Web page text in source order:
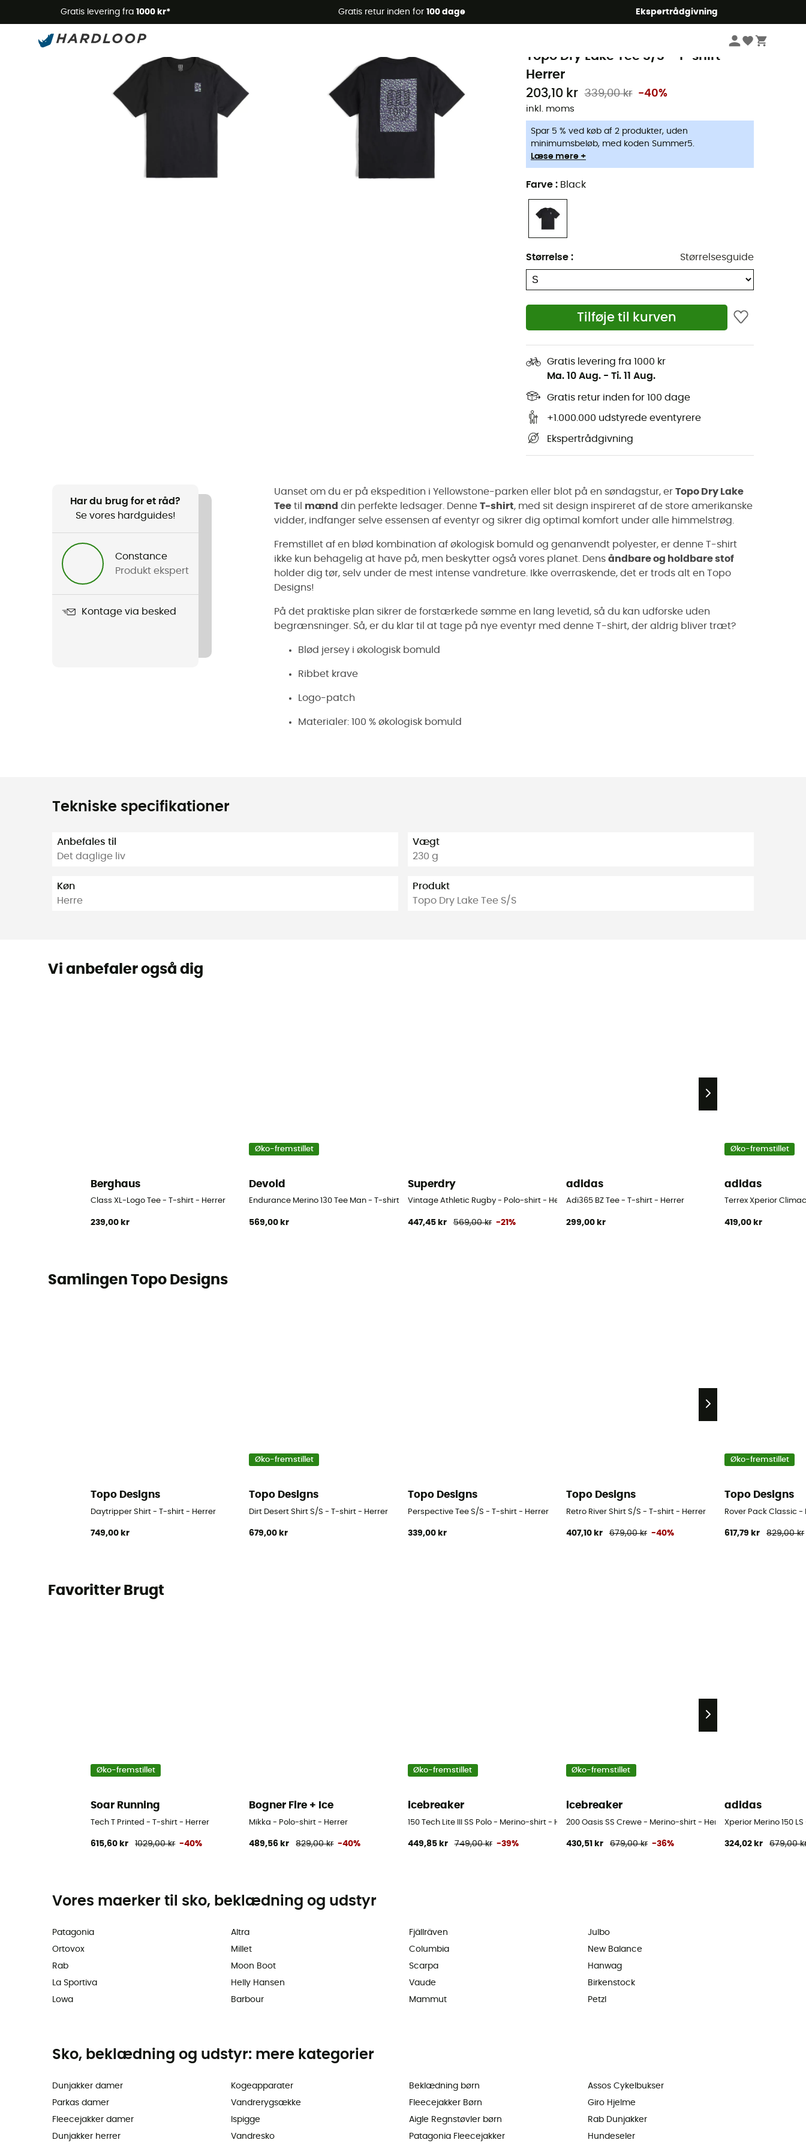
Gratis levering fra 1000 kr* Gratis retur inden for 100 dage Ekspertrådgivning
-5% Extra - Kode Summer5
Beklædning herrer T-shirts herrer
Topo Dry Lake Tee S/S - T-shirt -
Herrer
203,10 kr 339,00 kr -40%
inkl. moms
Spar 5 % ved køb af 2 produkter, uden
minimumsbeløb, med koden Summer5.
Læse mere +
Farve : Black
Størrelse : Størrelsesguide
Tilføje til kurven
Gratis levering fra 1000 kr
Ma. 10 Aug. - Ti. 11 Aug.
Gratis retur inden for 100 dage
+1.000.000 udstyrede eventyrere
Ekspertrådgivning
Har du brug for et råd?
Se vores hardguides!
Constance
Produkt ekspert
Kontage via besked
Uanset om du er på ekspedition i Yellowstone-parken eller blot på en søndagstur, er Topo Dry Lake
Tee til mænd din perfekte ledsager. Denne T-shirt, med sit design inspireret af de store amerikanske
vidder, indfanger selve essensen af eventyr og sikrer dig optimal komfort under alle himmelstrøg.
Fremstillet af en blød kombination af økologisk bomuld og genanvendt polyester, er denne T-shirt
ikke kun behagelig at have på, men beskytter også vores planet. Dens åndbare og holdbare stof
holder dig tør, selv under de mest intense vandreture. Ikke overraskende, det er trods alt en Topo
Designs!
På det praktiske plan sikrer de forstærkede sømme en lang levetid, så du kan udforske uden
begrænsninger. Så, er du klar til at tage på nye eventyr med denne T-shirt, der aldrig bliver træt?
Blød jersey i økologisk bomuld
Ribbet krave
Logo-patch
Materialer: 100 % økologisk bomuld
Tekniske specifikationer
Anbefales til
Det daglige liv
Køn
Herre
Vægt
230 g
Produkt
Topo Dry Lake Tee S/S
Vi anbefaler også dig
Berghaus
Class XL-Logo Tee - T-shirt - Herrer
239,00 kr
Øko-fremstillet
Devold
Endurance Merino 130 Tee Man - T-shirt - Herrer
569,00 kr
Superdry
Vintage Athletic Rugby - Polo-shirt - Herrer
447,45 kr 569,00 kr -21%
adidas
Adi365 BZ Tee - T-shirt - Herrer
299,00 kr
Øko-fremstillet
adidas
Terrex Xperior
419,00 kr
Samlingen Topo Designs
Topo Designs
Daytripper Shirt - T-shirt - Herrer
749,00 kr
Øko-fremstillet
Topo Designs
Dirt Desert Shirt S/S - T-shirt - Herrer
679,00 kr
Topo Designs
Perspective Tee S/S - T-shirt - Herrer
339,00 kr
Topo Designs
Retro River Shirt S/S - T-shirt - Herrer
407,10 kr 679,00 kr -40%
Øko-fremstillet
Topo Designs
Rover Pack Classic
617,79 kr 829,00 kr
Favoritter Brugt
Øko-fremstillet
Soar Running
Tech T Printed - T-shirt - Herrer
615,60 kr 1029,00 kr -40%
Bogner Fire + Ice
Mikka - Polo-shirt - Herrer
489,56 kr 829,00 kr -40%
Øko-fremstillet
icebreaker
150 Tech Lite III SS Polo - Merino-shirt - Herrer
449,85 kr 749,00 kr -39%
Øko-fremstillet
icebreaker
200 Oasis SS Crewe - Merino-shirt - Herrer
430,51 kr 679,00 kr -36%
adidas
Xperior Merino 150
324,02 kr 679,00
Vores maerker til sko, beklædning og udstyr
Patagonia
Ortovox
Rab
La Sportiva
Lowa
Altra
Millet
Moon Boot
Helly Hansen
Barbour
Fjällräven
Columbia
Scarpa
Vaude
Mammut
Julbo
New Balance
Hanwag
Birkenstock
Petzl
Sko, beklædning og udstyr: mere kategorier
Dunjakker damer
Parkas damer
Fleecejakker damer
Dunjakker herrer
Kogeapparater
Vandrerygsække
Ispigge
Vandresko
Beklædning børn
Fleecejakker Børn
Aigle Regnstøvler børn
Patagonia Fleecejakker
Assos Cykelbukser
Giro Hjelme
Rab Dunjakker
Hundeseler